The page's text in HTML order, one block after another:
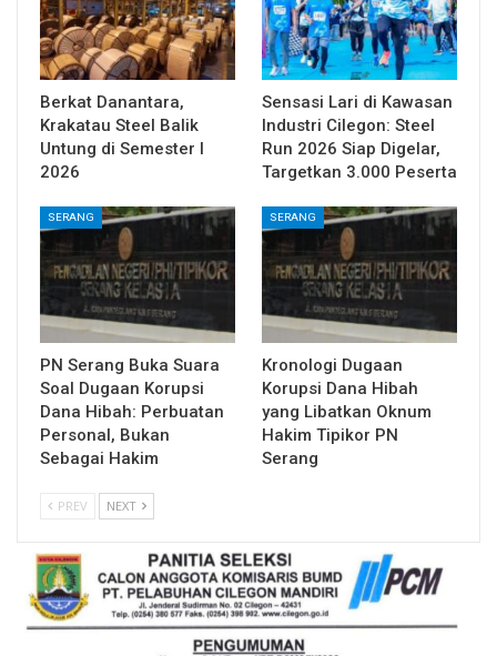
Berkat Danantara,
Krakatau Steel Balik
Untung di Semester I
2026
Sensasi Lari di Kawasan
Industri Cilegon: Steel
Run 2026 Siap Digelar,
Targetkan 3.000 Peserta
SERANG
PN Serang Buka Suara
Soal Dugaan Korupsi
Dana Hibah: Perbuatan
Personal, Bukan
Sebagai Hakim
SERANG
Kronologi Dugaan
Korupsi Dana Hibah
yang Libatkan Oknum
Hakim Tipikor PN
Serang
PREV NEXT